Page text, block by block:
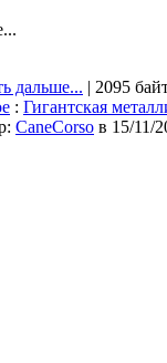
дальше... | 2095
: Гигантская
CaneCorso в 15/11/